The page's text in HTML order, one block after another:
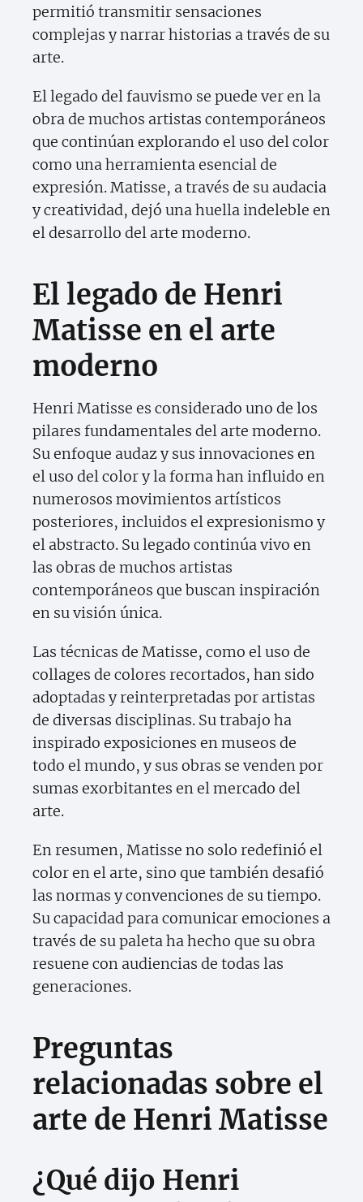
permitió transmitir sensaciones
complejas y narrar historias a través de su
arte.
El legado del fauvismo se puede ver en la
obra de muchos artistas contemporáneos
que continúan explorando el uso del color
como una herramienta esencial de
expresión. Matisse, a través de su audacia
y creatividad, dejó una huella indeleble en
el desarrollo del arte moderno.
El legado de Henri
Matisse en el arte
moderno
Henri Matisse es considerado uno de los
pilares fundamentales del arte moderno.
Su enfoque audaz y sus innovaciones en
el uso del color y la forma han influido en
numerosos movimientos artísticos
posteriores, incluidos el expresionismo y
el abstracto. Su legado continúa vivo en
las obras de muchos artistas
contemporáneos que buscan inspiración
en su visión única.
Las técnicas de Matisse, como el uso de
collages de colores recortados, han sido
adoptadas y reinterpretadas por artistas
de diversas disciplinas. Su trabajo ha
inspirado exposiciones en museos de
todo el mundo, y sus obras se venden por
sumas exorbitantes en el mercado del
arte.
En resumen, Matisse no solo redefinió el
color en el arte, sino que también desafió
las normas y convenciones de su tiempo.
Su capacidad para comunicar emociones a
través de su paleta ha hecho que su obra
resuene con audiencias de todas las
generaciones.
Preguntas
relacionadas sobre el
arte de Henri Matisse
¿Qué dijo Henri